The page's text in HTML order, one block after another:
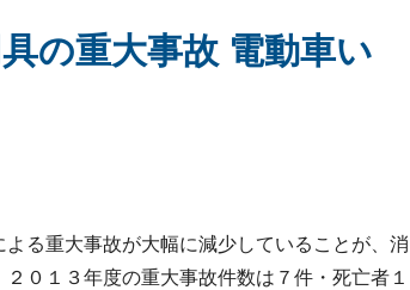
の重大事故 電動車い
る重大事故が大幅に減少していることが、消
０１３年度の重大事故件数は７件・死亡者１